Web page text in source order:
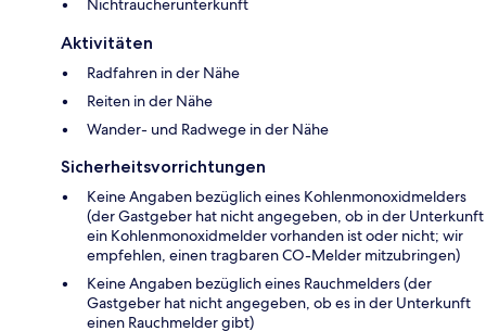
Nichtraucherunterkunft
Aktivitäten
Radfahren in der Nähe
Reiten in der Nähe
Wander- und Radwege in der Nähe
Sicherheitsvorrichtungen
Keine Angaben bezüglich eines Kohlenmonoxidmelders
(der Gastgeber hat nicht angegeben, ob in der Unterkunft
ein Kohlenmonoxidmelder vorhanden ist oder nicht; wir
empfehlen, einen tragbaren CO-Melder mitzubringen)
Keine Angaben bezüglich eines Rauchmelders (der
Gastgeber hat nicht angegeben, ob es in der Unterkunft
einen Rauchmelder gibt)